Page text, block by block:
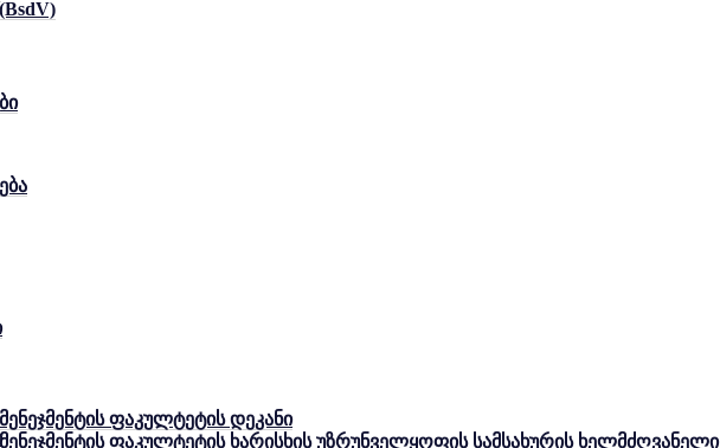
ფაკულტეტის დეკანი
ფაკულტეტის ხარისხის უზრუნველყოფის სამსახურის ხელმძღვანელი